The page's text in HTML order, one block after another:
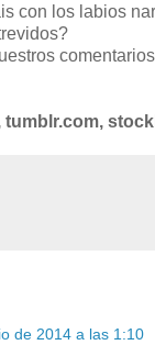
con los labios
tumblr.com,
de 2014 a las 1:10